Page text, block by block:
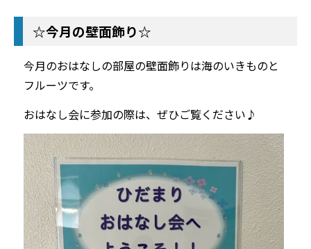
☆今月の壁面飾り☆
今月のおはなしの部屋の壁面飾りは海のいきものと
フルーツです。
おはなし会に参加の際は、ぜひご覧ください♪